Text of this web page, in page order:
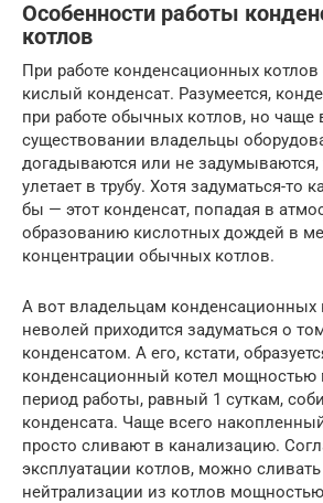
Особенности работы
котлов
При работе конденсационных котлов
кислый конденсат. Разумеется,
при работе обычных котлов, но чаще
существовании владельцы
догадываются или не задумываются,
улетает в трубу. Хотя задуматься-то
бы — этот конденсат, попадая в
образованию кислотных дождей в
концентрации обычных котлов.
А вот владельцам конденсационных
неволей приходится задуматься о
конденсатом. А его, кстати,
конденсационный котел мощностью
период работы, равный 1 суткам,
конденсата. Чаще всего
просто сливают в канализацию.
эксплуатации котлов, можно сливать
нейтрализации из котлов мощностью